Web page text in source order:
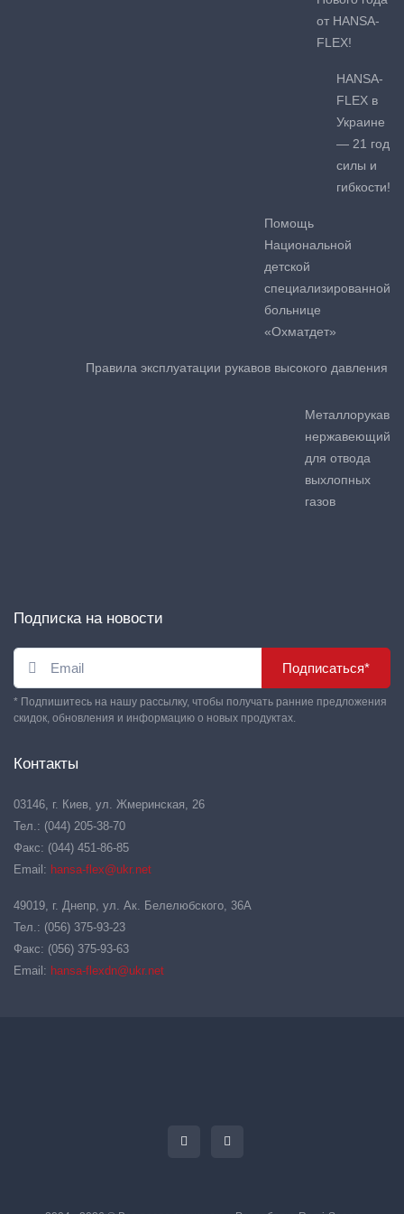
от HANSA-
FLEX!
HANSA-
FLEX в
Украине
— 21 год
силы и
гибкости!
Помощь
Национальной
детской
специализированной
больнице
«Охматдет»
Правила эксплуатации рукавов высокого давления
Металлорукав
нержавеющий
для отвода
выхлопных
газов
Подписка на новости
Подписаться*
* Подпишитесь на нашу рассылку, чтобы получать ранние предложения
скидок, обновления и информацию о новых продуктах.
Контакты
03146, г. Киев, ул. Жмеринская, 26
Тел.: (044) 205-38-70
Факс: (044) 451-86-85
Email: hansa-flex@ukr.net
49019, г. Днепр, ул. Ак. Белелюбского, 36А
Тел.: (056) 375-93-23
Факс: (056) 375-93-63
Email: hansa-flexdn@ukr.net